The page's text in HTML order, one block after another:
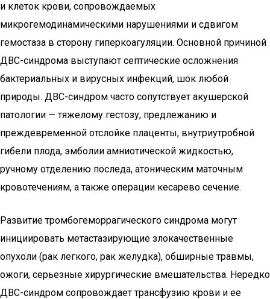
и клеток крови, сопровождаемых
микрогемодинамическими нарушениями и сдвигом
гемостаза в сторону гиперкоагуляции. Основной причиной
ДВС-синдрома выступают септические осложнения
бактериальных и вирусных инфекций, шок любой
природы. ДВС-синдром часто сопутствует акушерской
патологии — тяжелому гестозу, предлежанию и
преждевременной отслойке плаценты, внутриутробной
гибели плода, эмболии амниотической жидкостью,
ручному отделению последа, атоническим маточным
кровотечениям, а также операции кесарево сечение.
Развитие тромбогеморрагического синдрома могут
инициировать метастазирующие злокачественные
опухоли (рак легкого, рак желудка), обширные травмы,
ожоги, серьезные хирургические вмешательства. Нередко
ДВС-синдром сопровождает трансфузию крови и ее